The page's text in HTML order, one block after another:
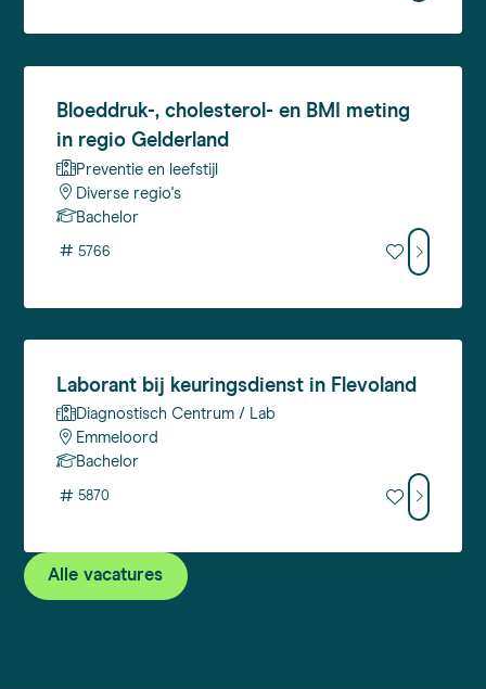
Bloeddruk-,cholesterol- en BMI meting
in regio Gelderland
Preventie en leefstijl
Diverse regio's
Bachelor
# 5766
Laborantbij keuringsdienst in Flevoland
Diagnostisch Centrum / Lab
Emmeloord
Bachelor
# 5870
Alle vacatures